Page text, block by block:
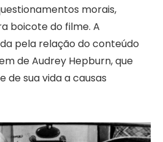
morais,
boicote do filme. A
pela relação do conteúdo
de Audrey Hepburn, que
de sua vida a causas